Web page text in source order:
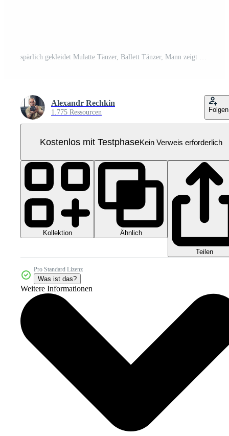
spärlich gekleidet Mulatte Tänzer, Ballett Tänzer, Mann zeigt an tanzen Elemente dunkelhäutig sportlich Mann isoliert Objekt auf transparent Hintergrund, Pro PNG
Alexandr Rechkin
1.775 Ressourcen Folgen
Kostenlos mit TestphaseKein Verweis erforderlich
Kollektion Ähnlich
Teilen
Pro Standard Lizenz
Was ist das?
Weitere Informationen